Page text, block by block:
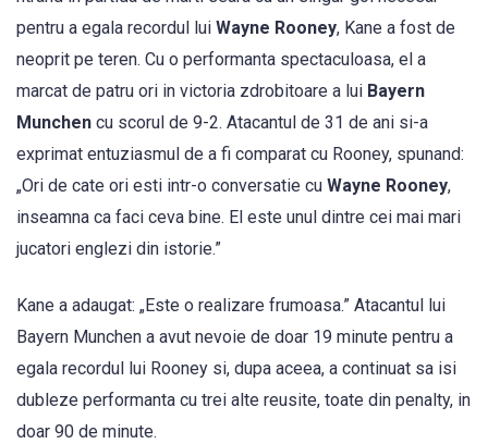
pentru a egala recordul lui Wayne Rooney, Kane a fost de
neoprit pe teren. Cu o performanta spectaculoasa, el a
marcat de patru ori in victoria zdrobitoare a lui Bayern
Munchen cu scorul de 9-2. Atacantul de 31 de ani si-a
exprimat entuziasmul de a fi comparat cu Rooney, spunand:
„Ori de cate ori esti intr-o conversatie cu Wayne Rooney,
inseamna ca faci ceva bine. El este unul dintre cei mai mari
jucatori englezi din istorie.”
Kane a adaugat: „Este o realizare frumoasa.” Atacantul lui
Bayern Munchen a avut nevoie de doar 19 minute pentru a
egala recordul lui Rooney si, dupa aceea, a continuat sa isi
dubleze performanta cu trei alte reusite, toate din penalty, in
doar 90 de minute.